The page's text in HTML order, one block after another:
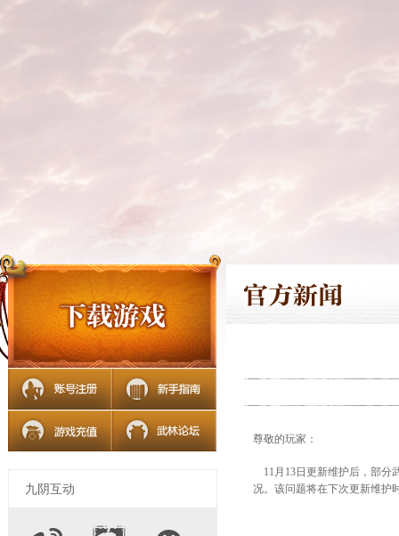
九阴互动
尊敬的玩家：
11月13日更新维护后，部分
况。该问题将在下次更新维护